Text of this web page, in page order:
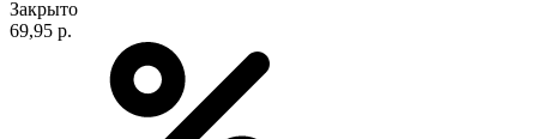
Закрыто
69,95 р.